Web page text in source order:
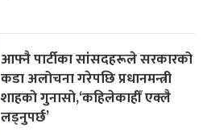
आफ्नै पार्टीका सांसदहरूले सरकारको
कडा अलोचना गरेपछि प्रधानमन्त्री
शाहकाे गुनासाे,‘कहिलेकाहीँ एक्लै
लड्नुपर्छ’